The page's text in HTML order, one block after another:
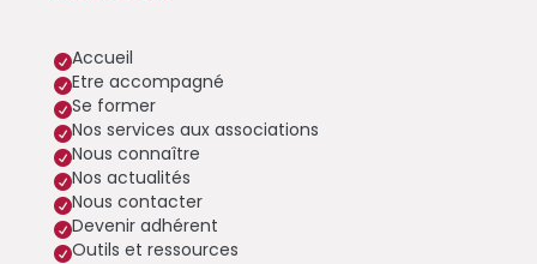
Accueil
Etre accompagné
Se former
Nos services aux associations
Nous connaître
Nos actualités
Nous contacter
Devenir adhérent
Outils et ressources